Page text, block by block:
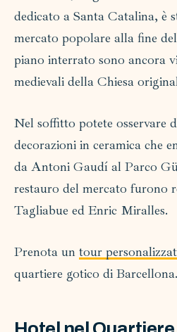
dedicato a Santa Catalina, è
mercato popolare alla fine
piano interrato sono ancora
medievali della Chiesa
Nel soffitto potete osservare
decorazioni in ceramica che
da Antoni Gaudí al Parco
restauro del mercato furono
Tagliabue ed Enric Miralles.
Prenota un tour
quartiere gotico di Barcellona.